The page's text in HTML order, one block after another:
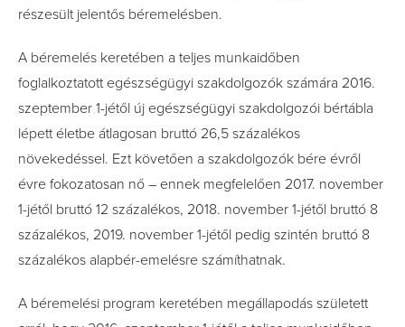
részesült jelentős béremelésben.
A béremelés keretében a teljes munkaidőben
foglalkoztatott egészségügyi szakdolgozók számára 2016.
szeptember 1-jétől új egészségügyi szakdolgozói bértábla
lépett életbe átlagosan bruttó 26,5 százalékos
növekedéssel. Ezt követően a szakdolgozók bére évről
évre fokozatosan nő – ennek megfelelően 2017. november
1-jétől bruttó 12 százalékos, 2018. november 1-jétől bruttó 8
százalékos, 2019. november 1-jétől pedig szintén bruttó 8
százalékos alapbér-emelésre számíthatnak.
A béremelési program keretében megállapodás született